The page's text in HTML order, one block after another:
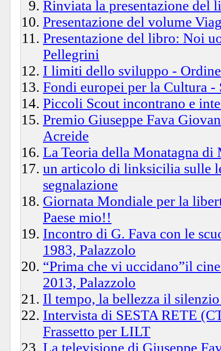
Rinviata la presentazione
Presentazione del volume
Presentazione del libro: Noi
Pellegrini
I limiti dello sviluppo -
Fondi europei per la Cultura
Piccoli Scout incontrano e
Premio Giuseppe Fava
Acreide
La Teoria della Monatagna di
un articolo di linksicilia sulle
segnalazione
Giornata Mondiale per la
Paese mio!!
Incontro di G. Fava con le
1983, Palazzolo
“Prima che vi uccidano”il
2013, Palazzolo
Il tempo, la bellezza il
Intervista di SESTA RETE
Frassetto per LILT
La televisione di Giuseppe